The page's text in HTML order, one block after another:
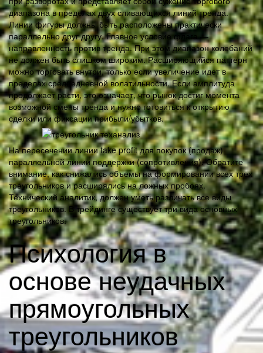
диапазона в пределах двух сливающихся линий тренда.
Линии фигуры должны быть расположены практически
параллельно друг другу. Главное условие флага —
направленность против тренда. При этом диапазон колебаний
не должен быть слишком широким. Расширяющийся паттерн
можно торговать внутри, только если увеличение идет в
пределах среднедневной волатильности. Если амплитуда
продолжает расти, это означает, что рынок достиг момента
возможной смены тренда и нужно готовиться к открытию
сделки или фиксации прибыли/убытков.
На пересечении линии take profit для покупок (продаж)
параллельной линии поддержки (сопротивления). Обратите
внимание, как снижались объемы на формировании всех трех
треугольников и расширялись на ложных пробоях.
Технический аналитик, должен уметь различать все виды
треугольников. В трейдинге существует три вида основных
треугольников.
Психология в
основе неудачных
прямоугольных
треугольников